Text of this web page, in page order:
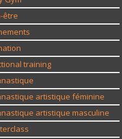
être
training
artistique féminine
artistique masculine